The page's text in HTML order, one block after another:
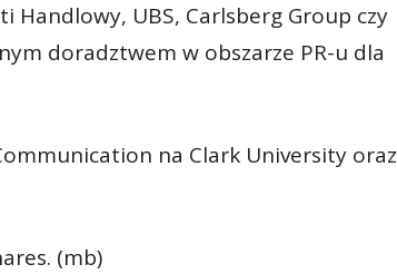
Handlowy, UBS, Carlsberg Group czy
doradztwem w obszarze PR-u dla
na Clark University oraz
(mb)